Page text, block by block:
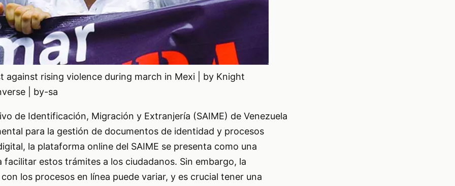
against rising violence during march in Mexi | by Knight
| by-sa
de Identificación, Migración y Extranjería (SAIME) de Venezuela
para la gestión de documentos de identidad y procesos
la plataforma online del SAIME se presenta como una
facilitar estos trámites a los ciudadanos. Sin embargo, la
los procesos en línea puede variar, y es crucial tener una